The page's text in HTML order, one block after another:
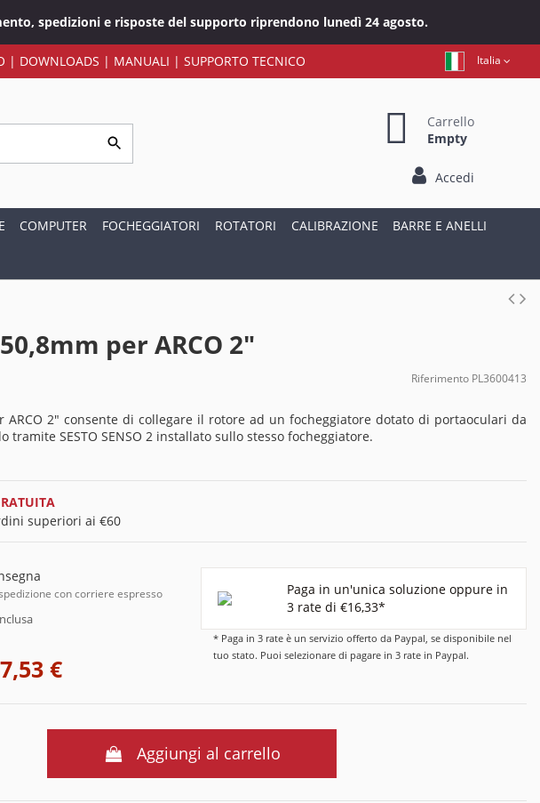
spedizioni e risposte del supporto riprendono lunedì 24 agosto.
| DOWNLOADS | MANUALI | SUPPORTO TECNICO Italia
Carrello
Empty
Accedi
COMPUTER FOCHEGGIATORI ROTATORI CALIBRAZIONE BARRE E ANELLI
per ARCO 2"
Riferimento PL3600413
ARCO 2" consente di collegare il rotore ad un focheggiatore dotato di portaoculari da
tramite SESTO SENSO 2 installato sullo stesso focheggiatore.
superiori ai €60
Paga in un'unica soluzione oppure in
3 rate di €16,33*
* Paga in 3 rate è un servizio offerto da Paypal, se disponibile nel
tuo stato. Puoi selezionare di pagare in 3 rate in Paypal.
con corriere espresso
€
Aggiungi al carrello